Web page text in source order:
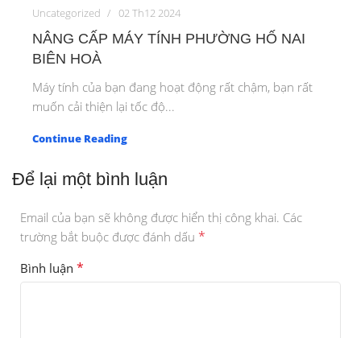
Uncategorized 02 Th12 2024
NÂNG CẤP MÁY TÍNH PHƯỜNG HỐ NAI
BIÊN HOÀ
Máy tính của bạn đang hoạt động rất chậm, bạn rất
muốn cải thiện lại tốc độ...
Continue Reading
Để lại một bình luận
Email của bạn sẽ không được hiển thị công khai. Các
trường bắt buộc được đánh dấu *
Bình luận *